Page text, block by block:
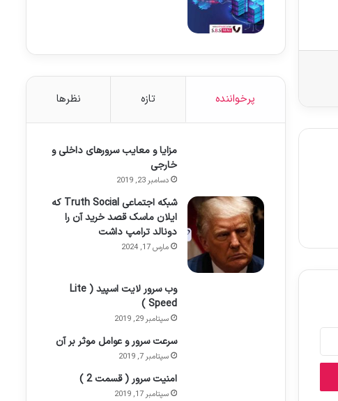
پرخواننده تازه نظرها
مزایا و معایب سرورهای داخلی و
خارجی
دسامبر 23, 2019
شبکه اجتماعی Truth Social که
ایلان ماسک قصد خرید آن را
دونالد ترامپ داشت
مارس 17, 2024
وب سرور لایت اسپید ( Lite
Speed )
سپتامبر 29, 2019
سرعت سرور و عوامل موثر بر آن
سپتامبر 7, 2019
امنیت سرور ( قسمت 2 )
سپتامبر 17, 2019